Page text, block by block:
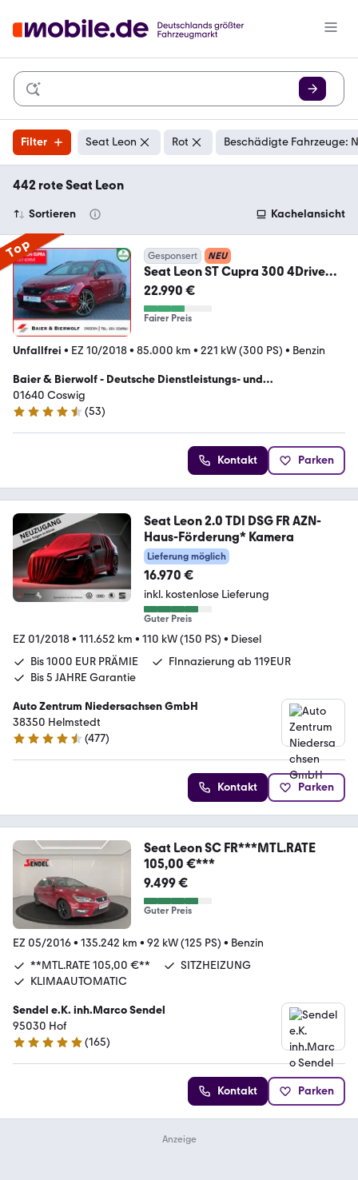
Filter Seat Leon Rot Beschädigte Fahrzeuge:
442 rote Seat Leon
Sortieren Kachelansicht
Top Gesponsert NEU
Seat Leon ST Cupra 300 4Drive
LED KEYLESS BEATS ACC
22.990 €
Fairer Preis
Unfallfrei • EZ 10/2018• 85.000 km • 221 kW (300 PS) • Benzin
Baier & Bierwolf - Deutsche Dienstleistungs- und
Handelsgesellschaft
01640 Coswig
4.4 Sterne
(53)
Kontakt Parken
Seat Leon 2.0 TDI DSG FR AZN-
Haus-Förderung* Kamera
Lieferung möglich
16.970 €
inkl. kostenlose Lieferung
Guter Preis
EZ 01/2018• 111.652 km • 110 kW (150 PS) • Diesel
Bis 1000 EUR PRÄMIE
FInnazierung ab 119EUR
Bis 5 JAHRE Garantie
Auto Zentrum Niedersachsen GmbH
38350 Helmstedt
4.5 Sterne
(477)
Kontakt Parken
Seat Leon SC FR***MTL.RATE
105,00 €***
9.499 €
Guter Preis
EZ 05/2016• 135.242 km • 92 kW (125 PS) • Benzin
**MTL.RATE 105,00 €**
SITZHEIZUNG
KLIMAAUTOMATIC
Sendel e.K. inh.Marco Sendel
95030 Hof
4.8 Sterne
(165)
Kontakt Parken